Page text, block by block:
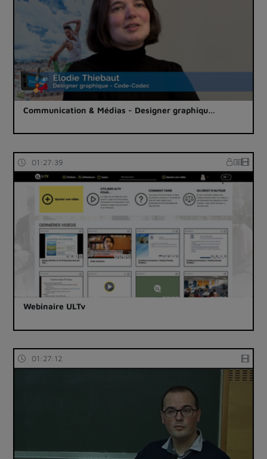
Communication & Médias - Designer graphiqu…
01:27:39
Webinaire ULTv
01:27:12